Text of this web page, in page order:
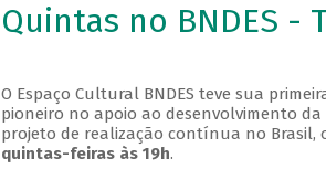
Quintas no BNDES -
O Espaço Cultural BNDES teve sua
pioneiro no apoio ao desenvolvimento
projeto de realização contínua no Brasil,
quintas-feiras às 19h.